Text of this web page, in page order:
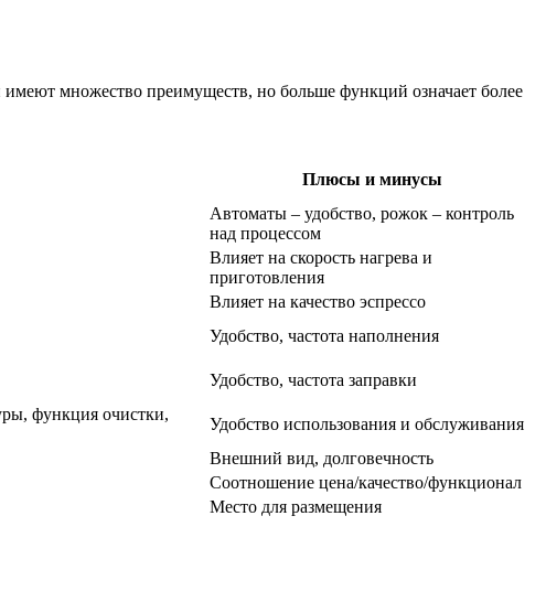
множество преимуществ, но больше функций означает более
Плюсы и минусы
Автоматы – удобство, рожок – контроль
над процессом
Влияет на скорость нагрева и
приготовления
Влияет на качество эспрессо
Удобство, частота наполнения
Удобство, частота заправки
функция очистки,
Удобство использования и обслуживания
Внешний вид, долговечность
Соотношение цена/качество/функционал
Место для размещения